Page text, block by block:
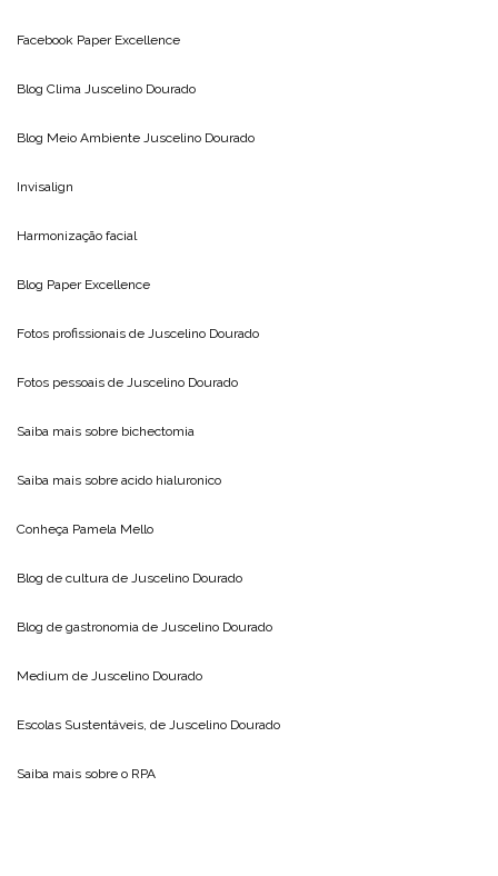
Facebook Paper Excellence
Blog Clima Juscelino Dourado
Blog Meio Ambiente Juscelino Dourado
Invisalign
Harmonização facial
Blog Paper Excellence
Fotos profissionais de Juscelino Dourado
Fotos pessoais de Juscelino Dourado
Saiba mais sobre bichectomia
Saiba mais sobre acido hialuronico
Conheça Pamela Mello
Blog de cultura de Juscelino Dourado
Blog de gastronomia de Juscelino Dourado
Medium de Juscelino Dourado
Escolas Sustentáveis, de Juscelino Dourado
Saiba mais sobre o RPA